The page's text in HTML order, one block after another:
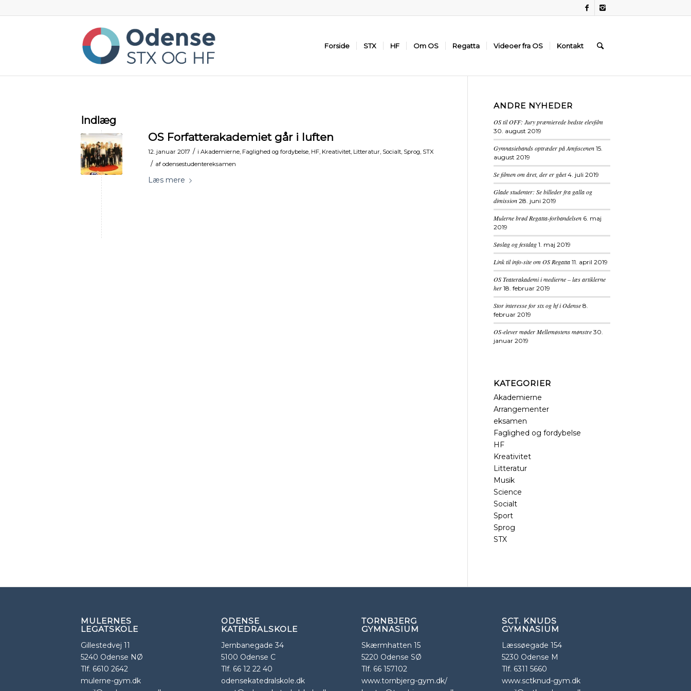
Forside STX HF Om OS Regatta Videoer fra OS Kontakt
Indlæg
OS Forfatterakademiet går i luften
12. januar 2017 / i Akademierne, Faglighed og fordybelse, HF, Kreativitet, Litteratur, Socialt, Sprog, STX
/ af odensestudentereksamen
Læs mere
ANDRE NYHEDER
OS til OFF: Jury præmierede bedste elevfilm
30. august 2019
Gymnasiebands optræder på Amfiscenen 15.
august 2019
Se filmen om året, der er gået 4. juli 2019
Glade studenter: Se billeder fra galla og
dimission 28. juni 2019
Mulerne brød Regatta-forbandelsen 6. maj
2019
Søslag og festdag 1. maj 2019
Link til info-site om OS Regatta 11. april 2019
OS Teaterakademi i medierne – læs artiklerne
her 18. februar 2019
Stor interesse for stx og hf i Odense 8.
februar 2019
OS-elever møder Mellemøstens mønstre 30.
januar 2019
KATEGORIER
Akademierne
Arrangementer
eksamen
Faglighed og fordybelse
HF
Kreativitet
Litteratur
Musik
Science
Socialt
Sport
Sprog
STX
MULERNES
LEGATSKOLE
Gillestedvej 11
5240 Odense NØ
Tlf. 6610 2642
mulerne-gym.dk
ODENSE
KATEDRALSKOLE
Jernbanegade 34
5100 Odense C
Tlf. 66 12 22 40
odensekatedralskole.dk
TORNBJERG
GYMNASIUM
Skærmhatten 15
5220 Odense SØ
Tlf. 66 157102
www.tornbjerg-gym.dk/
SCT. KNUDS
GYMNASIUM
Læssøegade 154
5230 Odense M
Tlf. 6311 5660
www.sctknud-gym.dk